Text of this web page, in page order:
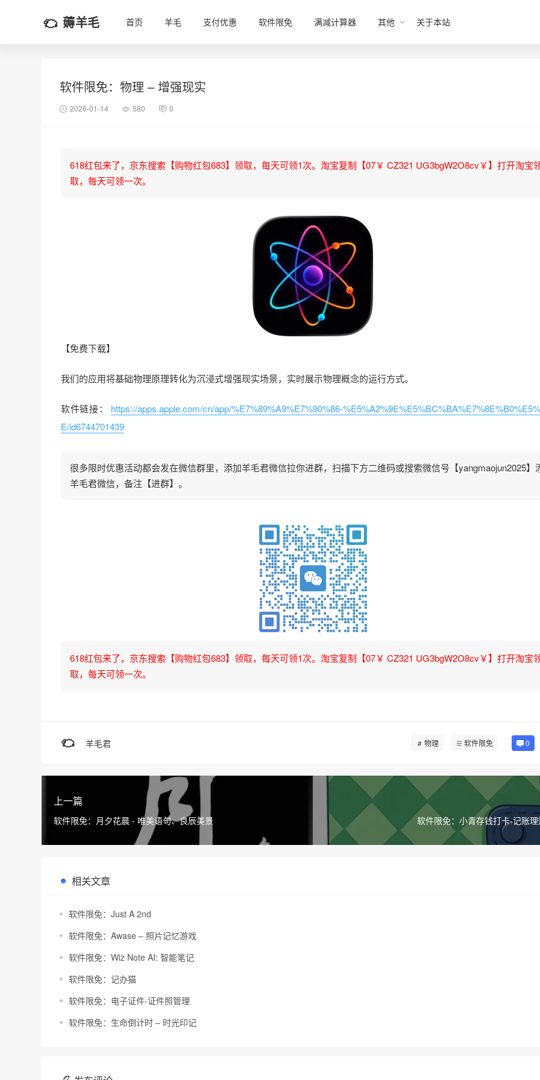
薅羊毛 首页 羊毛 支付优惠 软件限免 满减计算器 其他 关于本站
软件限免：物理 – 增强现实
2026-01-14 580 0
618红包来了，京东搜索【购物红包683】领取，每天可领1次。淘宝复制【07￥ CZ321 UG3bgW2O8cv￥】打开淘宝
取，每天可领一次。
【免费下载】
我们的应用将基础物理原理转化为沉浸式增强现实场景，实时展示物理概念的运行方式。
软件链接：
https://apps.apple.com/cn/app/%E7%89%A9%E7%90%86-
E/id6744701439
很多限时优惠活动都会发在微信群里，添加羊毛君微信拉你进群，扫描下方二维码或搜索微信号【yangmaojun2025】
羊毛君微信，备注【进群】。
618红包来了，京东搜索【购物红包683】领取，每天可领1次。淘宝复制【07￥ CZ321 UG3bgW2O8cv￥】打开淘宝
取，每天可领一次。
羊毛君 物理 软件限免 0
上一篇
软件限免：月夕花晨 - 唯美语句、良辰美景 软件限免：小青存钱打卡-记账
相关文章
软件限免：Just A 2nd
软件限免：Awase – 照片记忆游戏
软件限免：Wiz Note AI: 智能笔记
软件限免：记办猫
软件限免：电子证件-证件照管理
软件限免：生命倒计时 – 时光印记